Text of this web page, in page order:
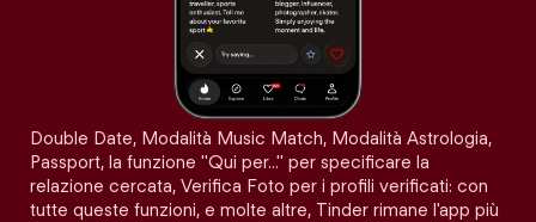
Double Date, Modalità Music Match, Modalità Astrologia,
Passport, la funzione "Qui per…" per specificare la
relazione cercata, Verifica Foto per i profili verificati: con
tutte queste funzioni, e molte altre, Tinder rimane l'app più